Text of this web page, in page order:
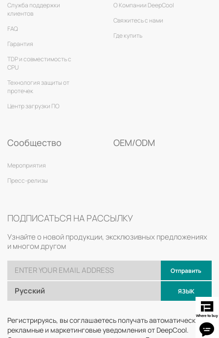
Служба поддержки
клиентов
FAQ
Гарантия
TDP и совместимость с
CPU
Технология защиты от
протечек
Центр загрузки ПО
О Компании DeepCool
Свяжитесь с нами
Где купить
Сообщество
Мероприятия
Пресс-релизы
OEM/ODM
ПОДПИСАТЬСЯ НА РАССЫЛКУ
Узнайте о новой продукции, эксклюзивных предложениях
и многом другом
Отправить
Русский ЯЗЫК
Регистрируясь, вы соглашаетесь получать автоматические
рекламные и маркетинговые уведомления от DeepCool.